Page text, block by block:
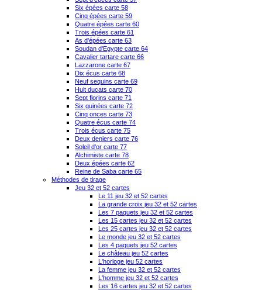
Six épées carte 58
Cinq épées carte 59
Quatre épées carte 60
Trois épées carte 61
As d'épées carte 63
Soudan d'Egypte carte 64
Cavalier tartare carte 66
Lazzarone carte 67
Dix écus carte 68
Neuf sequins carte 69
Huit ducats carte 70
Sept florins carte 71
Six guinées carte 72
Cinq onces carte 73
Quatre écus carte 74
Trois écus carte 75
Deux deniers carte 76
Soleil d'or carte 77
Alchimiste carte 78
Deux épées carte 62
Reine de Saba carte 65
Méthodes de tirage
Jeu 32 et 52 cartes
Le 11 jeu 32 et 52 cartes
La grande croix jeu 32 et 52 cartes
Les 7 paquets jeu 32 et 52 cartes
Les 15 cartes jeu 32 et 52 cartes
Les 25 cartes jeu 32 et 52 cartes
Le monde jeu 32 et 52 cartes
Les 4 paquets jeu 52 cartes
Le château jeu 52 cartes
L'horloge jeu 52 cartes
La femme jeu 32 et 52 cartes
L'homme jeu 32 et 52 cartes
Les 16 cartes jeu 32 et 52 cartes